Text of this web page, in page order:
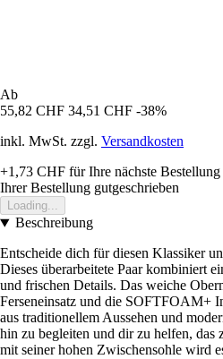
Ab
55,82 CHF 34,51 CHF -38%
inkl. MwSt. zzgl. Versandkosten
+1,73 CHF für Ihre nächste Bestellung
Ihrer Bestellung gutgeschrieben
Loading...
Beschreibung
Entscheide dich für diesen Klassiker
Dieses überarbeitete Paar kombiniert
und frischen Details. Das weiche
Ferseneinsatz und die SOFTFOAM+
aus traditionellem Aussehen und
hin zu begleiten und dir zu helfen, das
mit seiner hohen Zwischensohle wird